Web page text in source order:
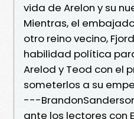
vida de Arelon y su
Mientras, el
otro reino vecino,
habilidad política
Arelod y Teod con el
someterlos a su
---
ante los lectores con